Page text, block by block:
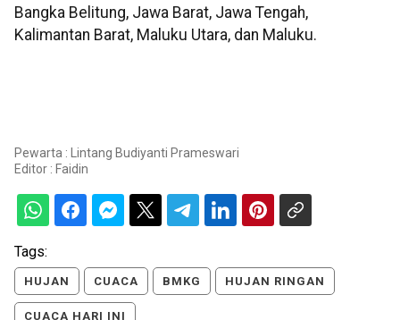
Bangka Belitung, Jawa Barat, Jawa Tengah,
Kalimantan Barat, Maluku Utara, dan Maluku.
Pewarta : Lintang Budiyanti Prameswari
Editor : Faidin
Tags:
HUJAN CUACA BMKG HUJAN RINGAN
CUACA HARI INI